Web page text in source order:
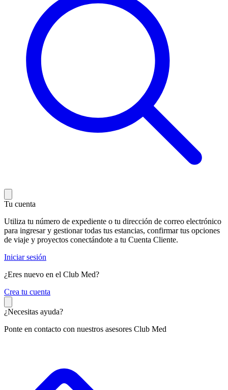
Tu cuenta
Utiliza tu número de expediente o tu dirección de correo electrónico
para ingresar y gestionar todas tus estancias, confirmar tus opciones
de viaje y proyectos conectándote a tu Cuenta Cliente.
Iniciar sesión
¿Eres nuevo en el Club Med?
Crea tu cuenta
¿Necesitas ayuda?
Ponte en contacto con nuestros asesores Club Med